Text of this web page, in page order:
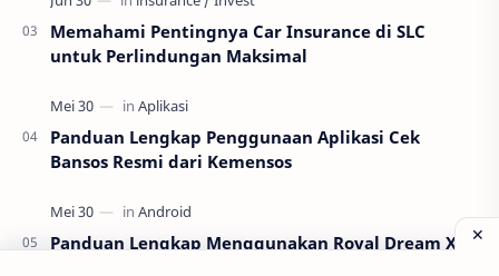
Memahami Pentingnya Car Insurance di SLC
untuk Perlindungan Maksimal
Panduan Lengkap Penggunaan Aplikasi Cek
Bansos Resmi dari Kemensos
Panduan Lengkap Menggunakan Royal Dream X8